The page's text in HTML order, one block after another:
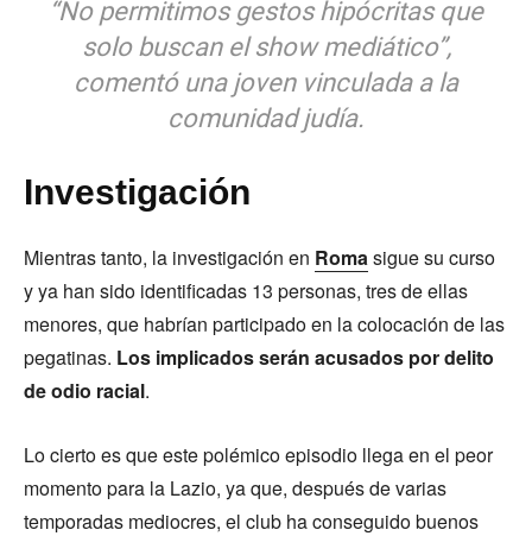
“No permitimos gestos hipócritas que
solo buscan el show mediático”,
comentó una joven vinculada a la
comunidad judía.
Investigación
Mientras tanto, la investigación en Romasigue su curso
y ya han sido identificadas 13 personas, tres de ellas
menores, que habrían participado en la colocación de las
pegatinas. Los implicados serán acusados por delito
de odio racial.
Lo cierto es que este polémico episodio llega en el peor
momento para la Lazio, ya que, después de varias
temporadas mediocres, el club ha conseguido buenos